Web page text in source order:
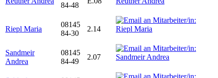
84-48
Riepl Maria
08145
84-30
2.14
Sandmeir
Andrea
08145
84-49
2.07